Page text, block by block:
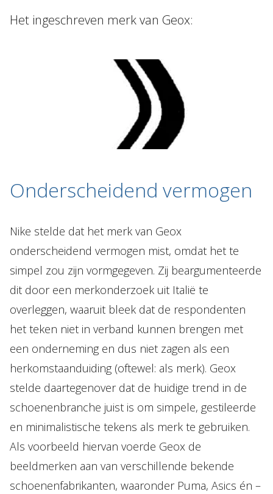
Het ingeschreven merk van Geox:
Onderscheidend vermogen
Nike stelde dat het merk van Geox
onderscheidend vermogen mist, omdat het te
simpel zou zijn vormgegeven. Zij beargumenteerde
dit door een merkonderzoek uit Italië te
overleggen, waaruit bleek dat de respondenten
het teken niet in verband kunnen brengen met
een onderneming en dus niet zagen als een
herkomstaanduiding (oftewel: als merk). Geox
stelde daartegenover dat de huidige trend in de
schoenenbranche juist is om simpele, gestileerde
en minimalistische tekens als merk te gebruiken.
Als voorbeeld hiervan voerde Geox de
beeldmerken aan van verschillende bekende
schoenenfabrikanten, waaronder Puma, Asics én –